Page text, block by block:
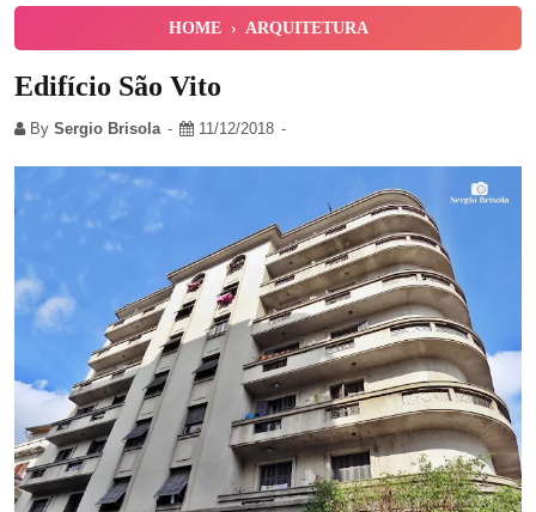
HOME › ARQUITETURA
Edifício São Vito
By Sergio Brisola 11/12/2018